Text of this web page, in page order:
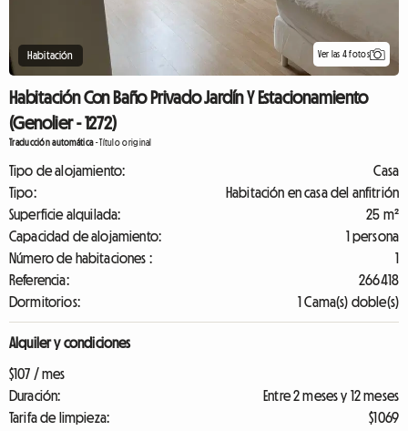
Habitación Ver las 4 fotos
Habitación Con Baño Privado Jardín Y Estacionamiento
(Genolier - 1272)
Traducción automática-Título original
Tipo de alojamiento:
Casa
Tipo:
Habitación en casa del anfitrión
Superficie alquilada:
25 m²
Capacidad de alojamiento:
1 persona
Número de habitaciones :
1
Referencia:
266418
Dormitorios:
1 Cama(s) doble(s)
Alquiler y condiciones
$107 / mes
Duración:
Entre 2 meses y 12 meses
Tarifa de limpieza:
$1069